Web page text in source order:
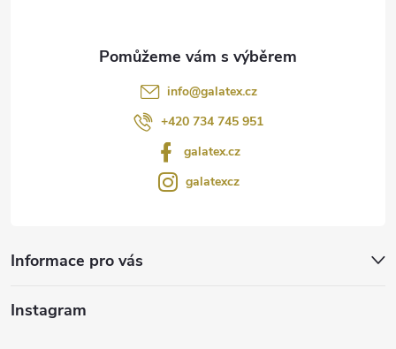
info@galatex.cz
+420 734 745 951
galatex.cz
galatexcz
Informace pro vás
Instagram